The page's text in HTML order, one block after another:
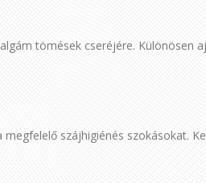
tömések cseréjére. Különösen
szájhigiénés szokásokat.